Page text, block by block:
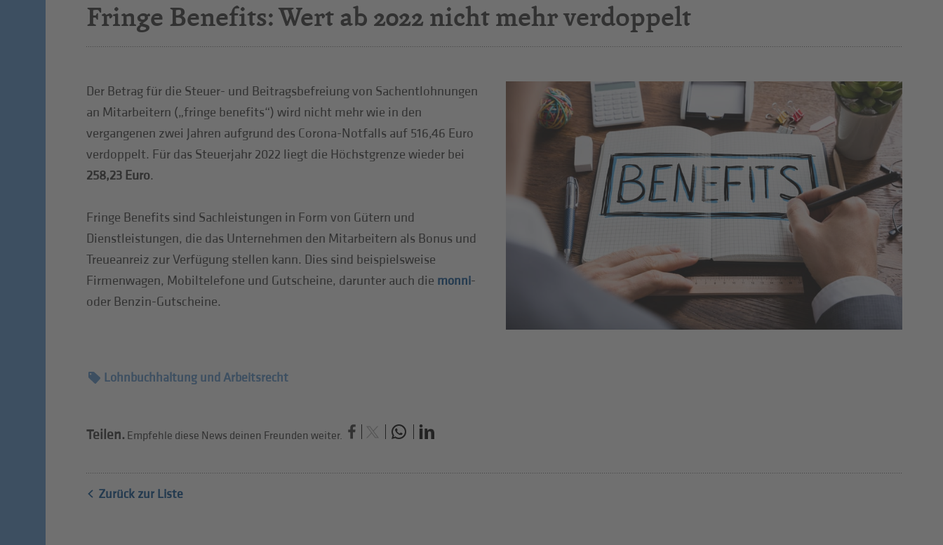
Fringe Benefits: Wert ab 2022 nicht mehr verdoppelt
Der Betrag für die Steuer- und Beitragsbefreiung von Sachentlohnungen
an Mitarbeitern („fringe benefits“) wird nicht mehr wie in den
vergangenen zwei Jahren aufgrund des Corona-Notfalls auf 516,46 Euro
verdoppelt. Für das Steuerjahr 2022 liegt die Höchstgrenze wieder bei
258,23 Euro.
Fringe Benefits sind Sachleistungen in Form von Gütern und
Dienstleistungen, die das Unternehmen den Mitarbeitern als Bonus und
Treueanreiz zur Verfügung stellen kann. Dies sind beispielsweise
Firmenwagen, Mobiltelefone und Gutscheine, darunter auch die monni -
oder Benzin-Gutscheine.
Lohnbuchhaltung und Arbeitsrecht
Teilen. Empfehle diese News deinen Freunden weiter.
Zurück zur Liste